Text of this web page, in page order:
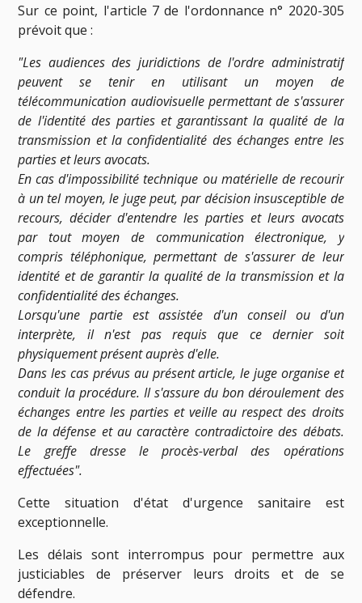
Sur ce point, l'article 7 de l'ordonnance n° 2020-305
prévoit que :
"Les audiences des juridictions de l'ordre administratif
peuvent se tenir en utilisant un moyen de
télécommunication audiovisuelle permettant de s'assurer
de l'identité des parties et garantissant la qualité de la
transmission et la confidentialité des échanges entre les
parties et leurs avocats.
En cas d'impossibilité technique ou matérielle de recourir
à un tel moyen, le juge peut, par décision insusceptible de
recours, décider d'entendre les parties et leurs avocats
par tout moyen de communication électronique, y
compris téléphonique, permettant de s'assurer de leur
identité et de garantir la qualité de la transmission et la
confidentialité des échanges.
Lorsqu'une partie est assistée d'un conseil ou d'un
interprète, il n'est pas requis que ce dernier soit
physiquement présent auprès d'elle.
Dans les cas prévus au présent article, le juge organise et
conduit la procédure. Il s'assure du bon déroulement des
échanges entre les parties et veille au respect des droits
de la défense et au caractère contradictoire des débats.
Le greffe dresse le procès-verbal des opérations
effectuées".
Cette situation d'état d'urgence sanitaire est
exceptionnelle.
Les délais sont interrompus pour permettre aux
justiciables de préserver leurs droits et de se
défendre.